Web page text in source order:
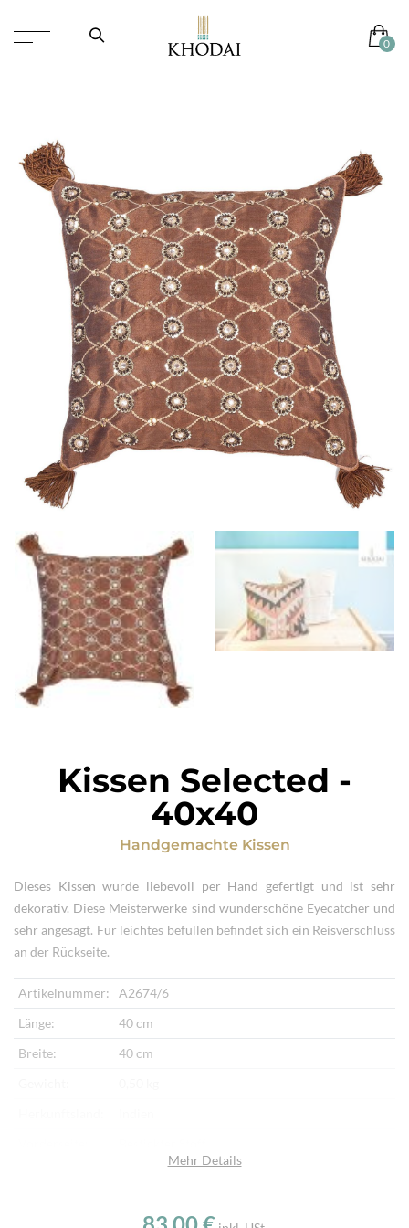
Kissen Selected -
40x40
Handgemachte Kissen
Dieses Kissen wurde liebevoll per Hand gefertigt und ist sehr
dekorativ. Diese Meisterwerke sind wunderschöne Eyecatcher und
sehr angesagt. Für leichtes befüllen befindet sich ein Reisverschluss
an der Rückseite.
Artikelnummer:
A2674/6
Länge:
40 cm
Breite:
40 cm
Handgemacht
Mehr Details